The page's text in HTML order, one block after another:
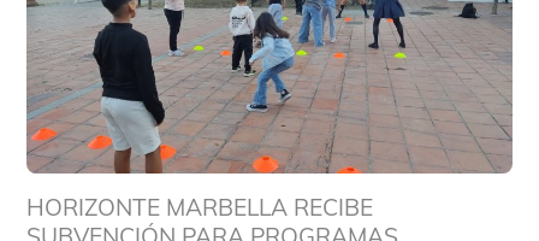
HORIZONTE MARBELLA RECIBE